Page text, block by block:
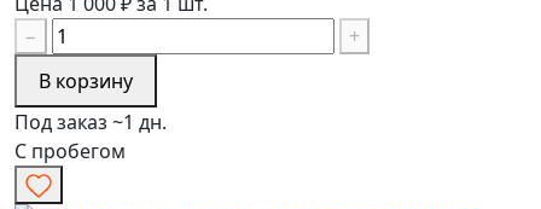
−
+
В корзину
Под заказ ~1 дн.
С пробегом